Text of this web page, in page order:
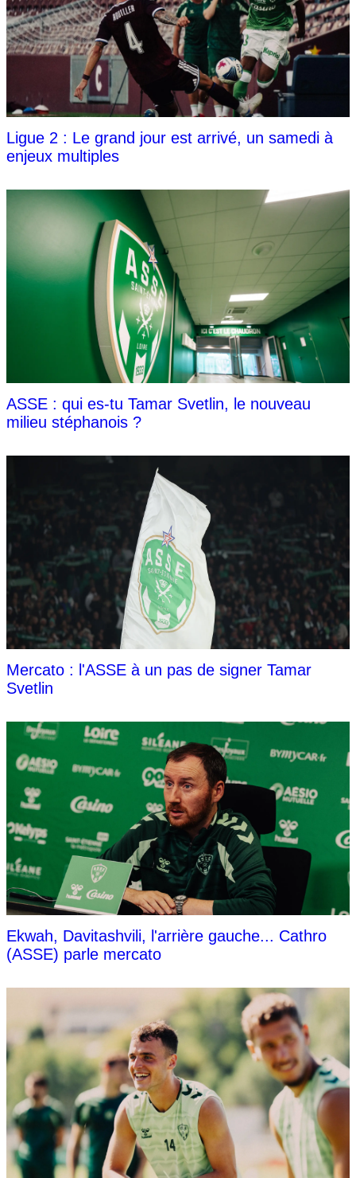
Ligue 2 : Le grand jour est arrivé, un samedi à
enjeux multiples
ASSE : qui es-tu Tamar Svetlin, le nouveau
milieu stéphanois ?
Mercato : l'ASSE à un pas de signer Tamar
Svetlin
Ekwah, Davitashvili, l'arrière gauche... Cathro
(ASSE) parle mercato